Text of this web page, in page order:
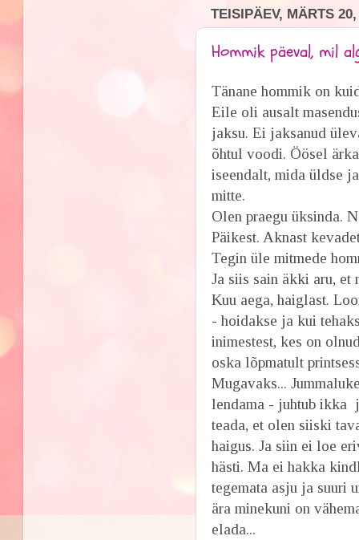
TEISIPÄEV, MÄRTS
Hommik päeval, mil
Tänane hommik on
Eile oli ausalt
jaksu. Ei jaksanud
õhtul voodi. Öösel
iseendalt, mida üldse
mitte.
Olen praegu üksinda.
Päikest. Aknast
Tegin üle mitmede
Ja siis sain äkki aru, et
Kuu aega, haiglast.
- hoidakse ja kui
inimestest, kes on
oska lõpmatult
Mugavaks...
lendama - juhtub ikka
teada, et olen siiski
haigus. Ja siin ei loe
hästi. Ma ei hakka
tegemata asju ja suuri
ära minekuni on
elada...